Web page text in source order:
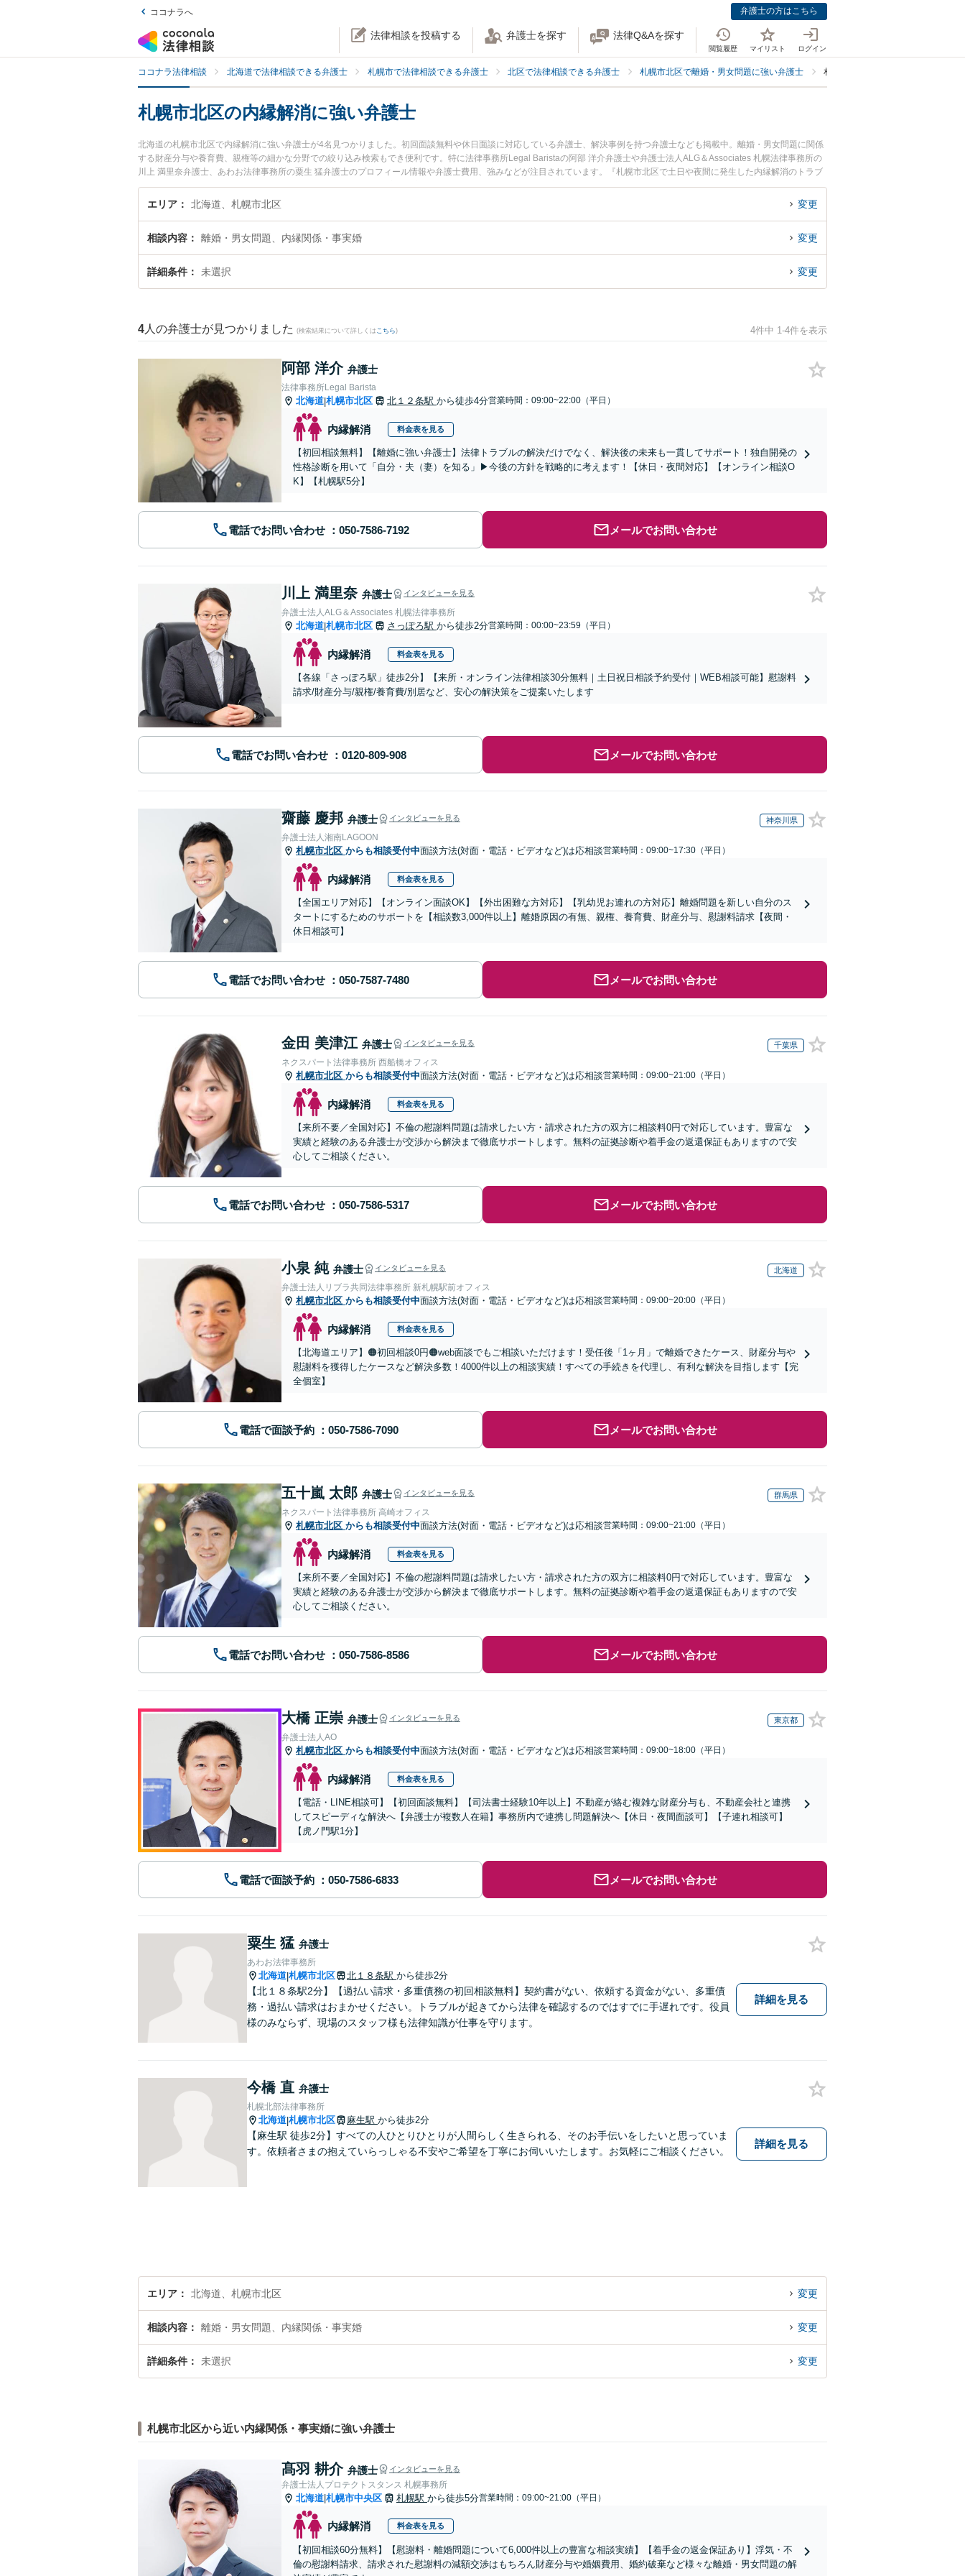
ココナラへ 弁護士の方はこちら
法律相談を投稿する 弁護士を探す 法律Q&Aを探す
閲覧履歴 マイリスト ログイン
ココナラ法律相談 北海道で法律相談できる弁護士 札幌市で法律相談できる弁護士 北区で法律相談できる弁護士 札幌市北区で離婚・男女問題に強い弁護士 札幌市北区で内縁関係・事実婚に強
札幌市北区の内縁解消に強い弁護士
北海道の札幌市北区で内縁解消に強い弁護士が4名見つかりました。初回面談無料や休日面談に対応している弁護士、解決事例を持つ弁護士なども掲載中。離婚・男女問題に関係
する財産分与や養育費、親権等の細かな分野での絞り込み検索もでき便利です。特に法律事務所Legal Baristaの阿部 洋介弁護士や弁護士法人ALG＆Associates 札幌法律事務所の
川上 満里奈弁護士、あわお法律事務所の粟生 猛弁護士のプロフィール情報や弁護士費用、強みなどが注目されています。『札幌市北区で土日や夜間に発生した内縁解消のトラブ
ルを今すぐに弁護士に相談したい』『内縁解消のトラブル解決の実績豊富な近くの弁護士を検索したい』『初回相談無料で内縁解消を法律相談できる札幌市北区内の弁護士に相談
予約したい』などでお困りの相談者さんにおすすめです。
エリア 北海道、札幌市北区 変更
相談内容 離婚・男女問題、内縁関係・事実婚 変更
詳細条件 未選択 変更
4 人の弁護士が見つかりました (検索結果について詳しくは こちら) 4件中 1-4件を表示
阿部 洋介 弁護士
法律事務所Legal Barista
北海道|札幌市北区 北１２条駅 から徒歩4分営業時間：09:00~22:00（平日）
内縁解消 料金表を見る
【初回相談無料】【離婚に強い弁護士】法律トラブルの解決だけでなく、解決後の未来も一貫してサポート！独自開発の
性格診断を用いて「自分・夫（妻）を知る」▶︎今後の方針を戦略的に考えます！【休日・夜間対応】【オンライン相談O
K】【札幌駅5分】
電話でお問い合わせ メールでお問い合わせ
川上 満里奈 弁護士 インタビューを見る
弁護士法人ALG＆Associates 札幌法律事務所
北海道|札幌市北区 さっぽろ駅 から徒歩2分営業時間：00:00~23:59（平日）
内縁解消 料金表を見る
【各線「さっぽろ駅」徒歩2分】【来所・オンライン法律相談30分無料｜土日祝日相談予約受付｜WEB相談可能】慰謝料
請求/財産分与/親権/養育費/別居など、安心の解決策をご提案いたします
電話でお問い合わせ メールでお問い合わせ
齋藤 慶邦 弁護士 インタビューを見る 神奈川県
弁護士法人湘南LAGOON
札幌市北区 からも相談受付中面談方法(対面・電話・ビデオなど)は応相談営業時間：09:00~17:30（平日）
内縁解消 料金表を見る
【全国エリア対応】【オンライン面談OK】【外出困難な方対応】【乳幼児お連れの方対応】離婚問題を新しい自分のス
タートにするためのサポートを【相談数3,000件以上】離婚原因の有無、親権、養育費、財産分与、慰謝料請求【夜間・
休日相談可】
電話でお問い合わせ メールでお問い合わせ
金田 美津江 弁護士 インタビューを見る 千葉県
ネクスパート法律事務所 西船橋オフィス
札幌市北区 からも相談受付中面談方法(対面・電話・ビデオなど)は応相談営業時間：09:00~21:00（平日）
内縁解消 料金表を見る
【来所不要／全国対応】不倫の慰謝料問題は請求したい方・請求された方の双方に相談料0円で対応しています。豊富な
実績と経験のある弁護士が交渉から解決まで徹底サポートします。無料の証拠診断や着手金の返還保証もありますので安
心してご相談ください。
電話でお問い合わせ メールでお問い合わせ
小泉 純 弁護士 インタビューを見る 北海道
弁護士法人リブラ共同法律事務所 新札幌駅前オフィス
札幌市北区 からも相談受付中面談方法(対面・電話・ビデオなど)は応相談営業時間：09:00~20:00（平日）
内縁解消 料金表を見る
【北海道エリア】🟠初回相談0円🟠web面談でもご相談いただけます！受任後「1ヶ月」で離婚できたケース、財産分与や
慰謝料を獲得したケースなど解決多数！4000件以上の相談実績！すべての手続きを代理し、有利な解決を目指します【完
全個室】
電話で面談予約 メールでお問い合わせ
五十嵐 太郎 弁護士 インタビューを見る 群馬県
ネクスパート法律事務所 高崎オフィス
札幌市北区 からも相談受付中面談方法(対面・電話・ビデオなど)は応相談営業時間：09:00~21:00（平日）
内縁解消 料金表を見る
【来所不要／全国対応】不倫の慰謝料問題は請求したい方・請求された方の双方に相談料0円で対応しています。豊富な
実績と経験のある弁護士が交渉から解決まで徹底サポートします。無料の証拠診断や着手金の返還保証もありますので安
心してご相談ください。
電話でお問い合わせ メールでお問い合わせ
大橋 正崇 弁護士 インタビューを見る 東京都
弁護士法人AO
札幌市北区 からも相談受付中面談方法(対面・電話・ビデオなど)は応相談営業時間：09:00~18:00（平日）
内縁解消 料金表を見る
【電話・LINE相談可】【初回面談無料】【司法書士経験10年以上】不動産が絡む複雑な財産分与も、不動産会社と連携
してスピーディな解決へ【弁護士が複数人在籍】事務所内で連携し問題解決へ【休日・夜間面談可】【子連れ相談可】
【虎ノ門駅1分】
電話で面談予約 メールでお問い合わせ
粟生 猛 弁護士
あわお法律事務所
北海道|札幌市北区 北１８条駅 から徒歩2分
【北１８条駅2分】【過払い請求・多重債務の初回相談無料】契約書がない、依頼する資金がない、多重債
務・過払い請求はおまかせください。トラブルが起きてから法律を確認するのではすでに手遅れです。役員
様のみならず、現場のスタッフ様も法律知識が仕事を守ります。
詳細を見る
今橋 直 弁護士
札幌北部法律事務所
北海道|札幌市北区 麻生駅 から徒歩2分
【麻生駅 徒歩2分】すべての人ひとりひとりが人間らしく生きられる、そのお手伝いをしたいと思っていま
す。依頼者さまの抱えていらっしゃる不安やご希望を丁寧にお伺いいたします。お気軽にご相談ください。
詳細を見る
エリア 北海道、札幌市北区 変更
相談内容 離婚・男女問題、内縁関係・事実婚 変更
詳細条件 未選択 変更
札幌市北区から近い内縁関係・事実婚に強い弁護士
髙羽 耕介 弁護士 インタビューを見る
弁護士法人プロテクトスタンス 札幌事務所
北海道 札幌市中央区 札幌駅 から徒歩5分営業時間：09:00~21:00（平日）
内縁解消 料金表を見る
【初回相談60分無料】【慰謝料・離婚問題について6,000件以上の豊富な相談実績】【着手金の返金保証あり】浮気・不
倫の慰謝料請求、請求された慰謝料の減額交渉はもちろん財産分与や婚姻費用、婚約破棄など様々な離婚・男女問題の解